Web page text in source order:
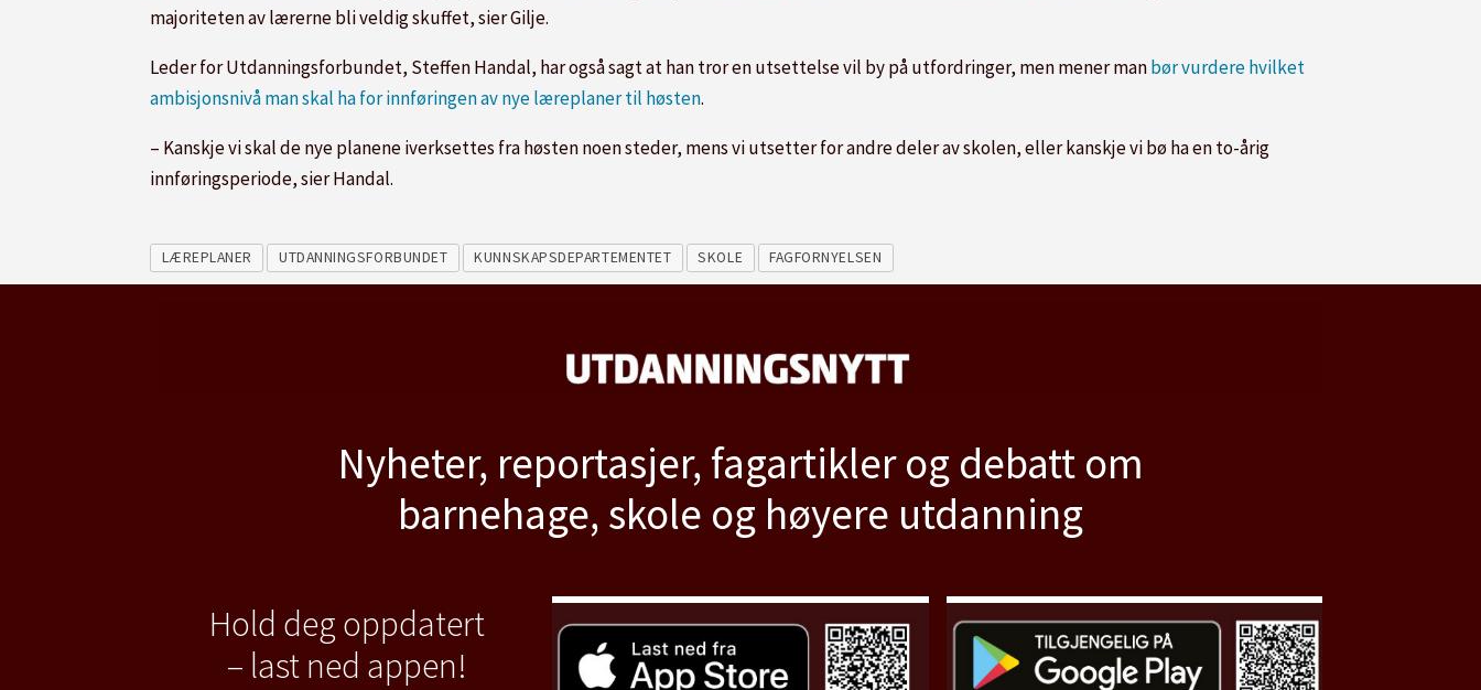
majoriteten av lærerne bli veldig skuffet, sier Gilje.
Leder for Utdanningsforbundet, Steffen Handal, har også sagt at han tror en utsettelse vil by på utfordringer, men mener manbør vurdere hvilket
ambisjonsnivå man skal ha for innføringen av nye læreplaner til høsten.
– Kanskje vi skal de nye planene iverksettes fra høsten noen steder, mens vi utsetter for andre deler av skolen, eller kanskje vi bø ha en to-årig
innføringsperiode, sier Handal.
LÆREPLANER UTDANNINGSFORBUNDET KUNNSKAPSDEPARTEMENTET SKOLE FAGFORNYELSEN
Nyheter, reportasjer, fagartikler og debatt om
barnehage, skole og høyere utdanning
Hold deg oppdatert
– last ned appen!